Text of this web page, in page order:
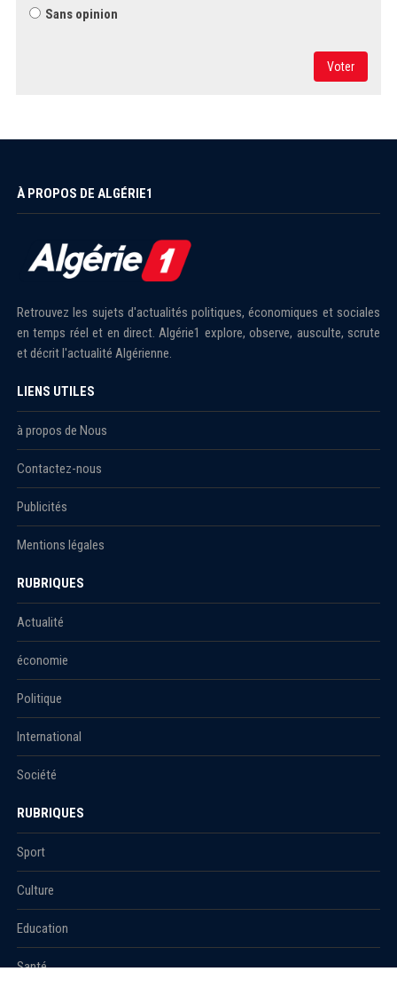
Sans opinion
Voter
À PROPOS DE ALGÉRIE1
Retrouvez les sujets d'actualités politiques, économiques et sociales
en temps réel et en direct. Algérie1 explore, observe, ausculte, scrute
et décrit l'actualité Algérienne.
LIENS UTILES
à propos de Nous
Contactez-nous
Publicités
Mentions légales
RUBRIQUES
Actualité
économie
Politique
International
Société
RUBRIQUES
Sport
Culture
Education
Santé